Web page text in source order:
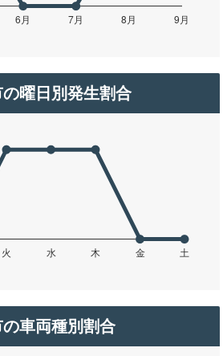
曜日別発生割合
車両種別割合